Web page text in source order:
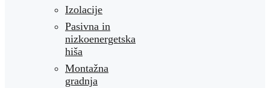
Izolacije
Pasivna in
nizkoenergetska
hiša
Montažna
gradnja